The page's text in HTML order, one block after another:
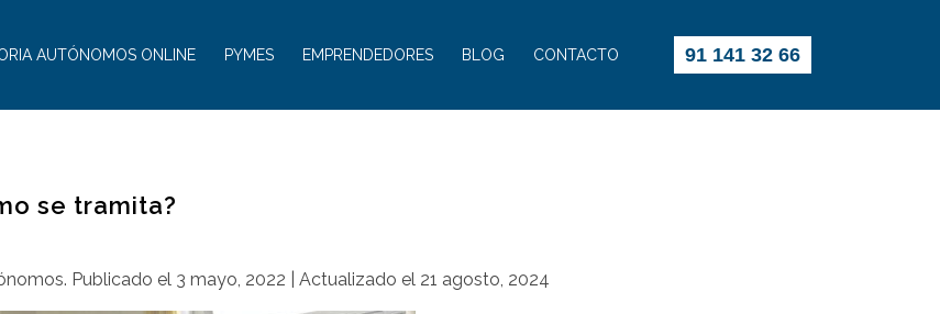
AUTÓNOMOS ONLINE PYMES EMPRENDEDORES BLOG CONTACTO 91 141 32 66
se tramita?
. Publicado el 3 mayo, 2022 | Actualizado el 21 agosto, 2024